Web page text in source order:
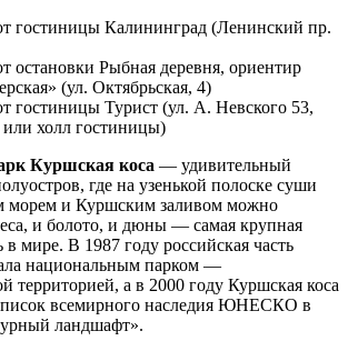
гостиницы Калининград (Ленинский пр.
остановки Рыбная деревня, ориентир
(ул. Октябрьская, 4)
гостиницы Турист (ул. А. Невского 53,
холл гостиницы)
Куршская коса — удивительный
где на узенькой полоске суши
морем и Куршским заливом можно
и болото, и дюны — самая крупная
в мире. В 1987 году российская часть
национальным парком —
территорией, а в 2000 году Куршская коса
всемирного наследия ЮНЕСКО в
ландшафт».